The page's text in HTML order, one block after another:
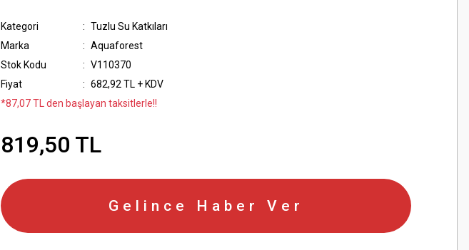
Kategori
Tuzlu Su Katkıları
Marka
Aquaforest
Stok Kodu
V110370
Fiyat
682,92 TL + KDV
*87,07 TL den başlayan taksitlerle!!
819,50 TL
Gelince Haber Ver